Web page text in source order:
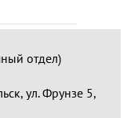
отдел)
ул. Фрунзе 5,